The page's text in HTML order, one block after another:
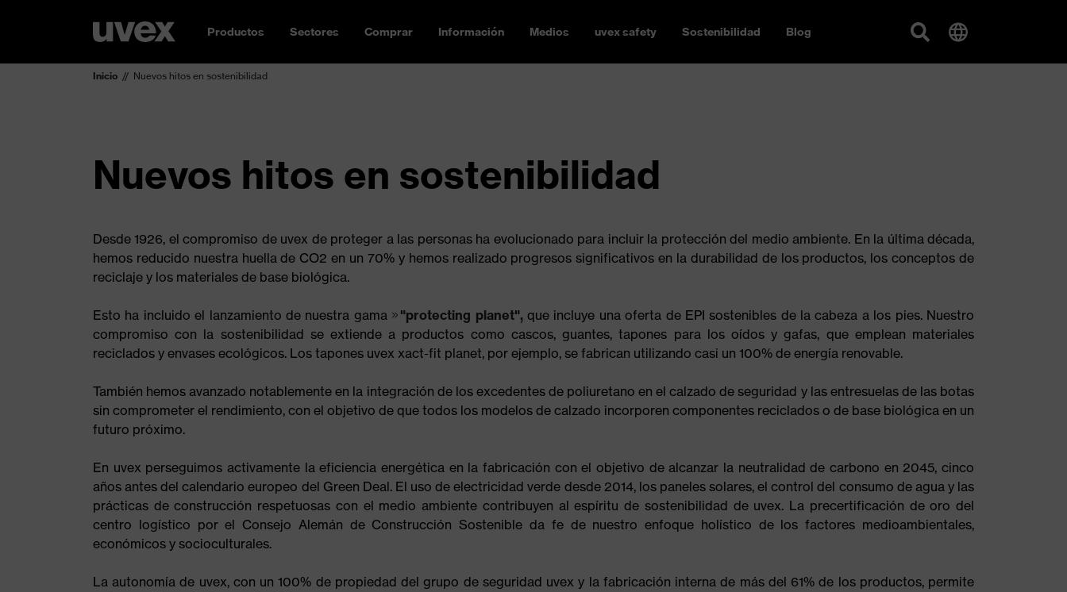
Productos Sectores Comprar Información Medios uvex safety Sostenibilidad Blog
Inicio Nuevos hitos en sostenibilidad
Nuevos hitos en sostenibilidad
Desde 1926, el compromiso de uvex de proteger a las personas ha evolucionado para incluir la protección del medio ambiente. En la última década,
hemos reducido nuestra huella de CO2 en un 70% y hemos realizado progresos significativos en la durabilidad de los productos, los conceptos de
reciclaje y los materiales de base biológica.
Esto ha incluido el lanzamiento de nuestra gama "protecting planet",que incluye una oferta de EPI sostenibles de la cabeza a los pies. Nuestro
compromiso con la sostenibilidad se extiende a productos como cascos, guantes, tapones para los oídos y gafas, que emplean materiales
reciclados y envases ecológicos. Los tapones uvex xact-fit planet, por ejemplo, se fabrican utilizando casi un 100% de energía renovable.
También hemos avanzado notablemente en la integración de los excedentes de poliuretano en el calzado de seguridad y las entresuelas de las botas
sin comprometer el rendimiento, con el objetivo de que todos los modelos de calzado incorporen componentes reciclados o de base biológica en un
futuro próximo.
En uvex perseguimos activamente la eficiencia energética en la fabricación con el objetivo de alcanzar la neutralidad de carbono en 2045, cinco
años antes del calendario europeo del Green Deal. El uso de electricidad verde desde 2014, los paneles solares, el control del consumo de agua y las
prácticas de construcción respetuosas con el medio ambiente contribuyen al espíritu de sostenibilidad de uvex. La precertificación de oro del
centro logístico por el Consejo Alemán de Construcción Sostenible da fe de nuestro enfoque holístico de los factores medioambientales,
económicos y socioculturales.
La autonomía de uvex, con un 100% de propiedad del grupo de seguridad uvex y la fabricación interna de más del 61% de los productos, permite